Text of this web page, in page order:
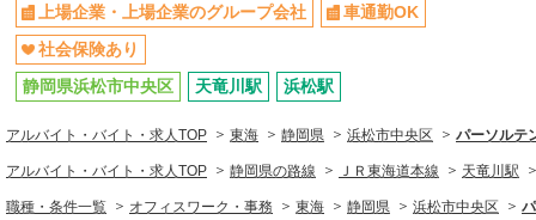
上場企業・上場企業のグループ会社
車通勤OK
社会保険あり
静岡県浜松市中央区
天竜川駅 浜松駅
アルバイト・バイト・求人TOP 東海 静岡県 浜松市中央区 パーソルテ
アルバイト・バイト・求人TOP 静岡県の路線 ＪＲ東海道本線 天竜川駅
職種・条件一覧 オフィスワーク・事務 東海 静岡県 浜松市中央区